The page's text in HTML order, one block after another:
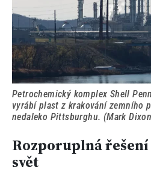
Petrochemický komplex Shell
vyrábí plast z krakování zemního
nedaleko Pittsburghu. (Mark
Rozporuplná
svět